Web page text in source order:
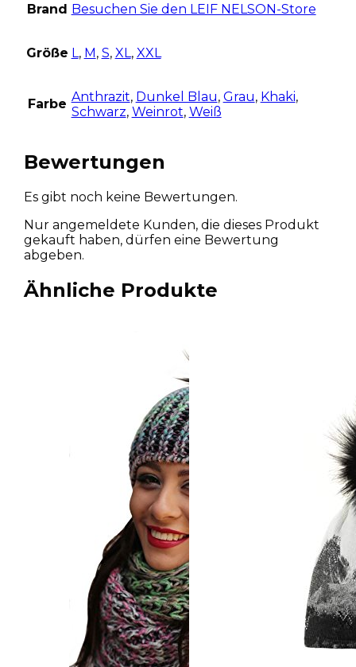
Brand Besuchen Sie den LEIF NELSON-Store
Größe L, M , S, XL, XXL
Farbe Anthrazit, Dunkel Blau, Grau, Khaki,
Schwarz, Weinrot, Weiß
Bewertungen
Es gibt noch keine Bewertungen.
Nur angemeldete Kunden, die dieses Produkt
gekauft haben, dürfen eine Bewertung
abgeben.
Ähnliche Produkte